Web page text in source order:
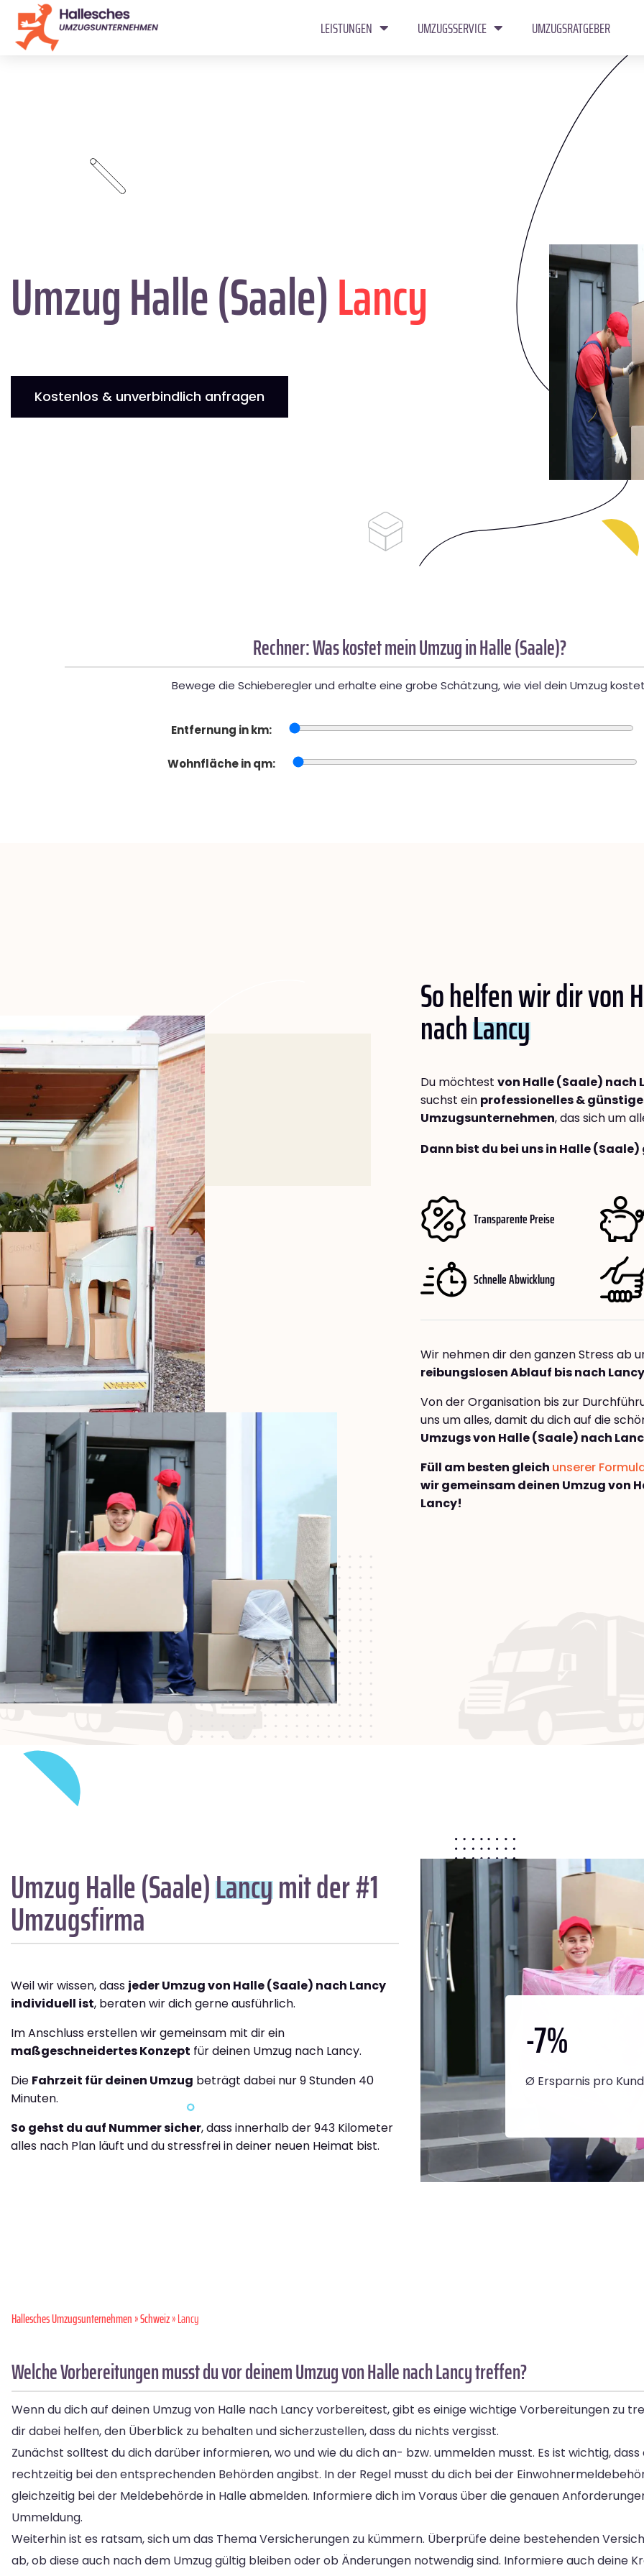
LEISTUNGEN UMZUGSSERVICE UMZUGSRATGEBER
Umzug Halle (Saale)Lancy
Kostenlos & unverbindlich anfragen
Rechner: Was kostet mein Umzug in Halle (Saale)?
Bewege die Schieberegler und erhalte eine grobe Schätzung, wie viel dein Umzug
Entfernung in km:
Wohnfläche in qm:
So helfen wir dir von
nachLancy
Du möchtest von Halle (Saale) nach
suchst ein professionelles &
Umzugsunternehmen, das sich um
Dann bist du bei uns in Halle
Transparente Preise
Schnelle Abwicklung
Wir nehmen dir den ganzen Stress ab
reibungslosen Ablauf bis nach Lancy
Von der Organisation bis zur
uns um alles, damit du dich auf die
Umzugs von Halle (Saale) nach
Füll am besten gleich unserer
wir gemeinsam deinen Umzug von
Lancy!
Umzug Halle (Saale)Lancymit der #1
Umzugsfirma
Weil wir wissen, dass jeder Umzug von Halle (Saale) nach Lancy
individuell ist, beraten wir dich gerne ausführlich.
Im Anschluss erstellen wir gemeinsam mit dir ein
maßgeschneidertes Konzept für deinen Umzug nach Lancy.
Die Fahrzeit für deinen Umzug beträgt dabei nur 9 Stunden 40
Minuten.
So gehst du auf Nummer sicher, dass innerhalb der 943 Kilometer
alles nach Plan läuft und du stressfrei in deiner neuen Heimat bist.
-7%
Ø Ersparnis pro
Hallesches Umzugsunternehmen»Schweiz» Lancy
Welche Vorbereitungen musst du vor deinem Umzug von Halle nach Lancy treffen?
Wenn du dich auf deinen Umzug von Halle nach Lancy vorbereitest, gibt es einige wichtige Vorbereitungen zu
dir dabei helfen, den Überblick zu behalten und sicherzustellen, dass du nichts vergisst.
Zunächst solltest du dich darüber informieren, wo und wie du dich an- bzw. ummelden musst. Es ist wichtig, dass
rechtzeitig bei den entsprechenden Behörden angibst. In der Regel musst du dich bei der
gleichzeitig bei der Meldebehörde in Halle abmelden. Informiere dich im Voraus über die genauen
Ummeldung.
Weiterhin ist es ratsam, sich um das Thema Versicherungen zu kümmern. Überprüfe deine bestehenden
ab, ob diese auch nach dem Umzug gültig bleiben oder ob Änderungen notwendig sind. Informiere auch deine